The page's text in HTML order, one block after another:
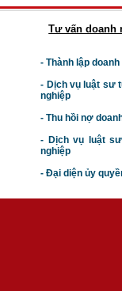
Tư vấn doanh
- Thành lập
- Dịch vụ luật sư t
nghiệp
- Thu hồi nợ
- Dịch vụ luật
nghiệp
- Đại diện ủy